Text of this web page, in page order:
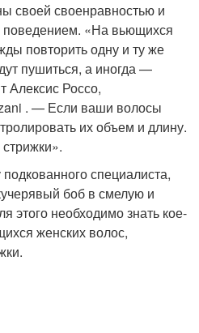
своей своенравностью и
поведением. «На вьющихся
повторить одну и ту же
пушиться, а иногда —
Алексис Россо,
. — Если ваши волосы
их объем и длину.
специалиста,
боб в смелую и
этого необходимо знать кое-
женских волос,